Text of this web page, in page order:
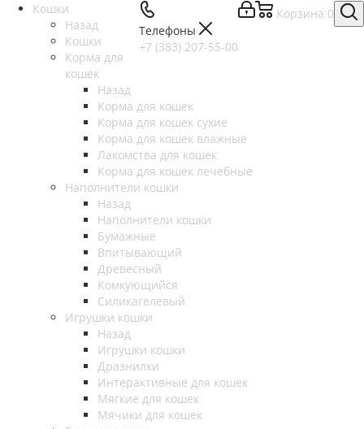
Корзина 0
Телефоны
+7 (383) 207-55-00
Кошки
Назад
Кошки
Корма для
кошек
Назад
Корма для кошек
Корма для кошек сухие
Корма для кошек влажные
Лакомства для кошек
Корма для кошек лечебные
Наполнители кошки
Назад
Наполнители кошки
Бумажные
Впитывающий
Древесный
Комкующийся
Силикагелевый
Игрушки кошки
Назад
Игрушки кошки
Дразнилки
Интерактивные для кошек
Мягкие для кошек
Мячики для кошек